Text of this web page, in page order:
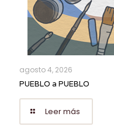
agosto 4, 2026
PUEBLO a PUEBLO
Leer más